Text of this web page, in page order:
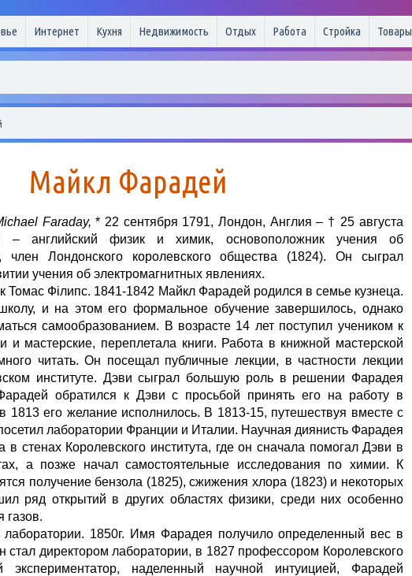
Интернет Кухня Недвижимость Отдых Работа Стройка Товары
Майкл Фарадей
Faraday, * 22 сентября 1791, Лондон, Англия – † 25 августа
– английский физик и химик, основоположник учения об
член Лондонского королевского общества (1824). Он сыграл
учения об электромагнитных явлениях.
Toмас Фiлипс. 1841-1842 Майкл Фарадей родился в семье кузнеца.
и на этом его формальное обучение завершилось, однако
самообразованием. В возрасте 14 лет поступил учеником к
и мастерские, переплетала книги. Работа в книжной мастерской
читать. Он посещал публичные лекции, в частности лекции
институте. Дэви сыграл большую роль в решении Фарадея
обратился к Дэви с просьбой принять его на работу в
в 1813 его желание исполнилось. В 1813-15, путешествуя вместе с
лаборатории Франции и Италии. Научная диянисть Фарадея
стенах Королевского института, где он сначала помогал Дэви в
а позже начал самостоятельные исследования по химии. К
получение бензола (1825), сжижения хлора (1823) и некоторых
ряд открытий в других областях физики, среди них особенно
газов.
1850г. Имя Фарадея получило определенный вес в
стал директором лаборатории, в 1827 профессором Королевского
экспериментатор, наделенный научной интуицией, Фарадей